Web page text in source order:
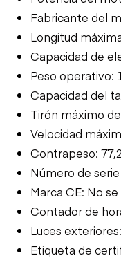
Fabricante del
Longitud
Capacidad de
Peso operativo:
Capacidad del
Tirón máximo
Velocidad
Contrapeso:
Número de
Marca CE: No
Contador de
Luces
Etiqueta de